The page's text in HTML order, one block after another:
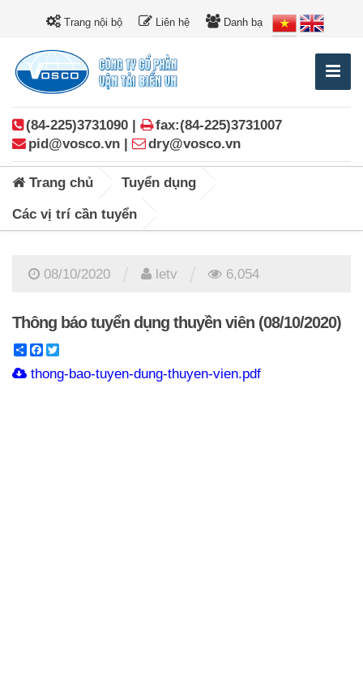
Trang nội bộ Liên hệ Danh bạ
(84-225)3731090 |
fax:(84-225)3731007
pid@vosco.vn |
dry@vosco.vn
Trang chủ Tuyển dụng
Các vị trí cần tuyển
08/10/2020 letv 6,054
Thông báo tuyển dụng thuyền viên (08/10/2020)
ShareFacebook
thong-bao-tuyen-dung-thuyen-vien.pdf